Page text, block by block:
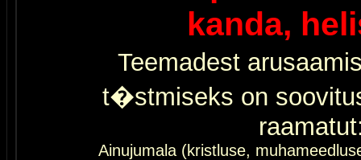
kanda,
Teemadest
t�stmiseks on
Ainujumala (kristluse,